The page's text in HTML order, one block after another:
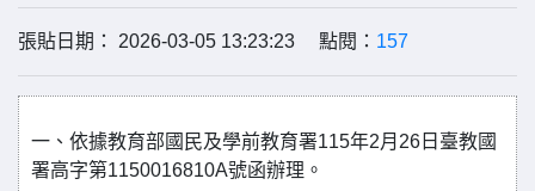
張貼日期： 2026-03-05 13:23:23 點閱： 157
一、依據教育部國民及學前教育署115年2月26日臺教國
署高字第1150016810A號函辦理。